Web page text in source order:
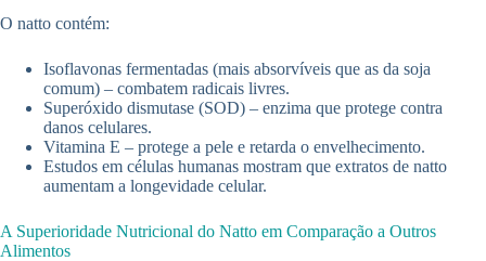
O natto contém:
Isoflavonas fermentadas (mais absorvíveis que as da soja
comum) – combatem radicais livres.
Superóxido dismutase (SOD) – enzima que protege contra
danos celulares.
Vitamina E – protege a pele e retarda o envelhecimento.
Estudos em células humanas mostram que extratos de natto
aumentam a longevidade celular.
A Superioridade Nutricional do Natto em Comparação a Outros
Alimentos